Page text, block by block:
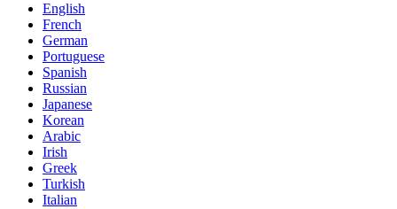
English
French
German
Portuguese
Spanish
Russian
Japanese
Korean
Arabic
Irish
Greek
Turkish
Italian